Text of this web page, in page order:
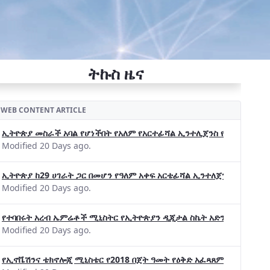
ትኩስ ዜና
WEB CONTENT ARTICLE
ኢትዮጵያ መስራች አባል የሆነችበት የአለም የአርተፊሻል ኢንተሊጀንስ የትብብር
Modified 20 Days ago.
ኢትዮጵያ ከ29 ሀገራት ጋር በመሆን የዓለም አቀፍ አርቴፊሻል ኢንተለጀንስ ትብብር
Modified 20 Days ago.
የተባበሩት አረብ ኤምሬቶች ሚኒስትር የኢትዮጵያን ዲጂታል ስኬት አድንቀዋል
Modified 20 Days ago.
የኢኖቬሽንና ቴክኖሎጂ ሚኒስቴር የ2018 በጀት ዓመት የዕቅድ አፈጻጸምና የቀጣይ